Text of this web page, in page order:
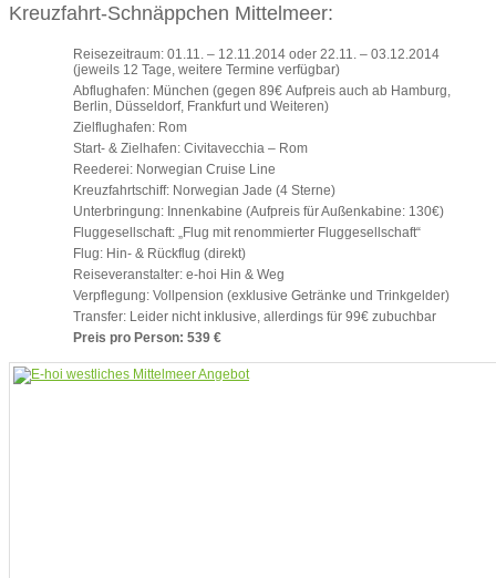
Kreuzfahrt-Schnäppchen Mittelmeer:
Reisezeitraum: 01.11. – 12.11.2014 oder 22.11. – 03.12.2014
(jeweils 12 Tage, weitere Termine verfügbar)
Abflughafen: München (gegen 89€ Aufpreis auch ab Hamburg,
Berlin, Düsseldorf, Frankfurt und Weiteren)
Zielflughafen: Rom
Start- & Zielhafen: Civitavecchia – Rom
Reederei: Norwegian Cruise Line
Kreuzfahrtschiff: Norwegian Jade (4 Sterne)
Unterbringung: Innenkabine (Aufpreis für Außenkabine: 130€)
Fluggesellschaft: „Flug mit renommierter Fluggesellschaft“
Flug: Hin- & Rückflug (direkt)
Reiseveranstalter: e-hoi Hin & Weg
Verpflegung: Vollpension (exklusive Getränke und Trinkgelder)
Transfer: Leider nicht inklusive, allerdings für 99€ zubuchbar
Preis pro Person: 539 €